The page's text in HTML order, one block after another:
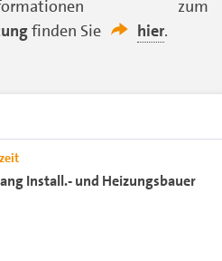
zum
finden Sie hier.
Install.- und Heizungsbauer